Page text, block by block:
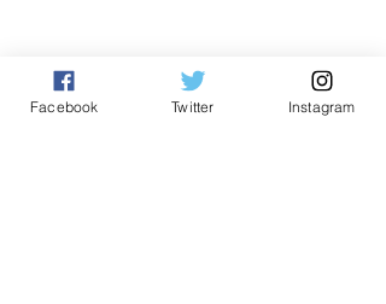
Facebook Twitter Instagram